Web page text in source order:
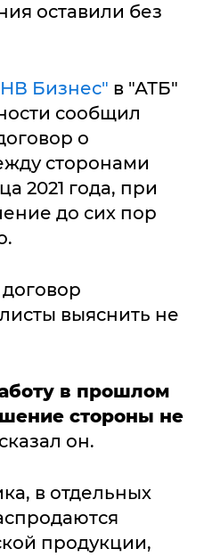
оставили без
Бизнес" в "АТБ"
сообщил
о
сторонами
2021 года, при
до сих пор
выяснить не
в прошлом
стороны не
он.
в отдельных
продукции,